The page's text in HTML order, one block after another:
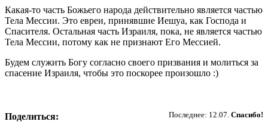
Какая-то часть Божьего народа действительно является частью
Тела Мессии. Это евреи, принявшие Иешуа, как Господа и
Спасителя. Остальная часть Израиля, пока, не является частью
Тела Мессии, потому как не признают Его Мессией.
Будем служить Богу согласно своего призвания и молиться за
спасение Израиля, чтобы это поскорее произошло :)
Последнее: 12.07. Спасибо!
Поделиться: